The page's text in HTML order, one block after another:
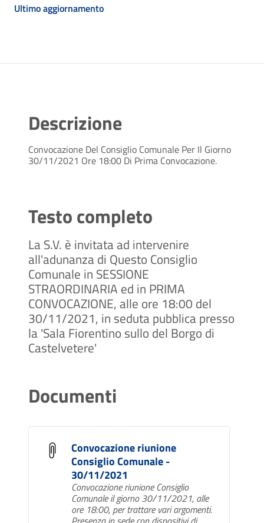
Ultimo aggiornamento
Descrizione
Convocazione Del Consiglio Comunale Per Il Giorno
30/11/2021 Ore 18:00 Di Prima Convocazione.
Testo completo
La S.V. è invitata ad intervenire
all'adunanza di Questo Consiglio
Comunale in SESSIONE
STRAORDINARIA ed in PRIMA
CONVOCAZIONE, alle ore 18:00 del
30/11/2021, in seduta pubblica presso
la 'Sala Fiorentino sullo del Borgo di
Castelvetere'
Documenti
Convocazione riunione
Consiglio Comunale -
30/11/2021
Convocazione riunione Consiglio
Comunale il giorno 30/11/2021, alle
ore 18:00, per trattare vari argomenti.